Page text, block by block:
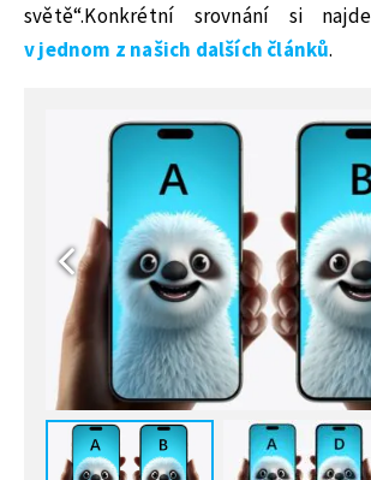
světě“.Konkrétní srovnání si
v jednom z našich dalších článků.